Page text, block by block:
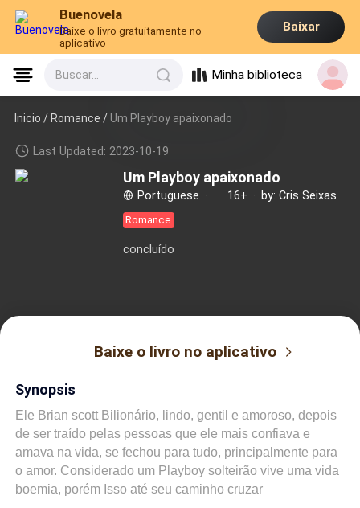
Buenovela
Baixe o livro gratuitamente no
aplicativo
Baixar
Buscar... Minha biblioteca
Inicio /Romance / Um Playboy apaixonado
Last Updated: 2023-10-19
Um Playboy apaixonado
Portuguese · 16+ · by: Cris Seixas
Romance
concluído
Baixe o livro no aplicativo
Synopsis
Ele Brian scott Bilionário, lindo, gentil e amoroso, depois
de ser traído pelas pessoas que ele mais confiava e
amava na vida, se fechou para tudo, principalmente para
o amor. Considerado um Playboy solteirão vive uma vida
boemia, porém Isso até seu caminho cruzar